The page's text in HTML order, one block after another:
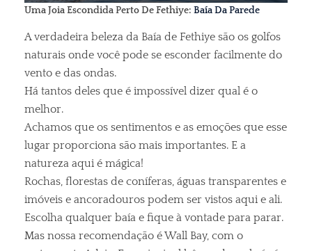
Uma Joia Escondida Perto De Fethiye: Baía Da Parede
A verdadeira beleza da Baía de Fethiye são os golfos
naturais onde você pode se esconder facilmente do
vento e das ondas.
Há tantos deles que é impossível dizer qual é o
melhor.
Achamos que os sentimentos e as emoções que esse
lugar proporciona são mais importantes. E a
natureza aqui é mágica!
Rochas, florestas de coníferas, águas transparentes e
imóveis e ancoradouros podem ser vistos aqui e ali.
Escolha qualquer baía e fique à vontade para parar.
Mas nossa recomendação é Wall Bay, com o